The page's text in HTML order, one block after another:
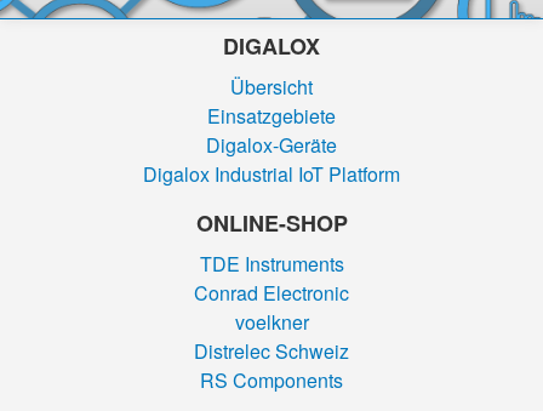
DIGALOX
Übersicht
Einsatzgebiete
Digalox-Geräte
Digalox Industrial IoT Platform
ONLINE-SHOP
TDE Instruments
Conrad Electronic
voelkner
Distrelec Schweiz
RS Components